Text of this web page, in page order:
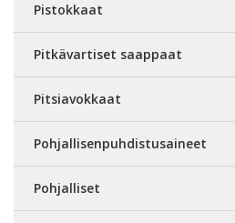
Pistokkaat
Pitkävartiset saappaat
Pitsiavokkaat
Pohjallisenpuhdistusaineet
Pohjalliset